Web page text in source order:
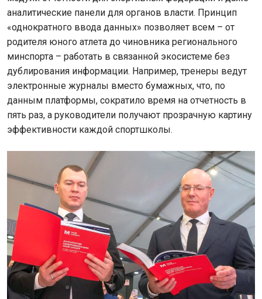
аналитические панели для органов власти. Принцип
«однократного ввода данных» позволяет всем – от
родителя юного атлета до чиновника регионального
минспорта – работать в связанной экосистеме без
дублирования информации. Например, тренеры ведут
электронные журналы вместо бумажных, что, по
данным платформы, сократило время на отчетность в
пять раз, а руководители получают прозрачную картину
эффективности каждой спортшколы.